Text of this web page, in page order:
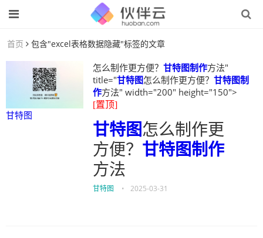
首页 包含"excel表格数据隐藏"标签的文章
甘特图
怎么制作更方便？ 甘特图制作方法"
title="甘特图怎么制作更方便？ 甘特图制
作方法" width="200" height="150">
[置顶]
甘特图怎么制作更
方便？ 甘特图制作
方法
甘特图 • 2025-03-31